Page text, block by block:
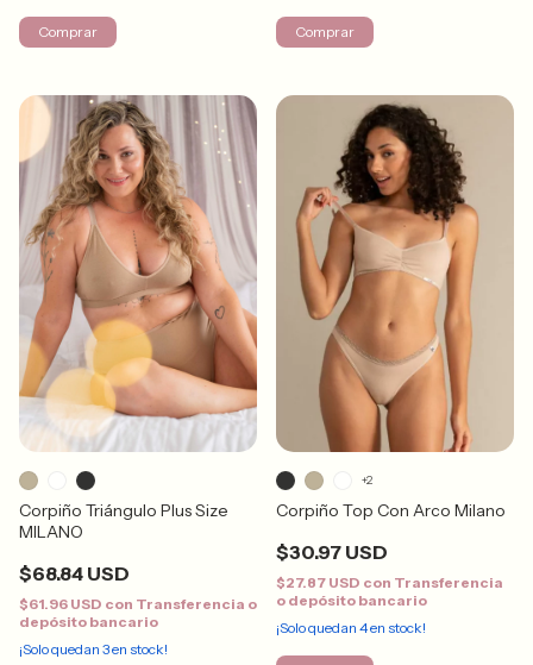
Comprar Comprar
Corpiño Triángulo Plus Size
MILANO
$68.84 USD
$61.96 USD con Transferencia o
depósito bancario
¡Solo quedan 3en stock!
Corpiño Top Con Arco Milano
$30.97 USD
$27.87 USD con Transferencia
o depósito bancario
¡Solo quedan 4en stock!
+2